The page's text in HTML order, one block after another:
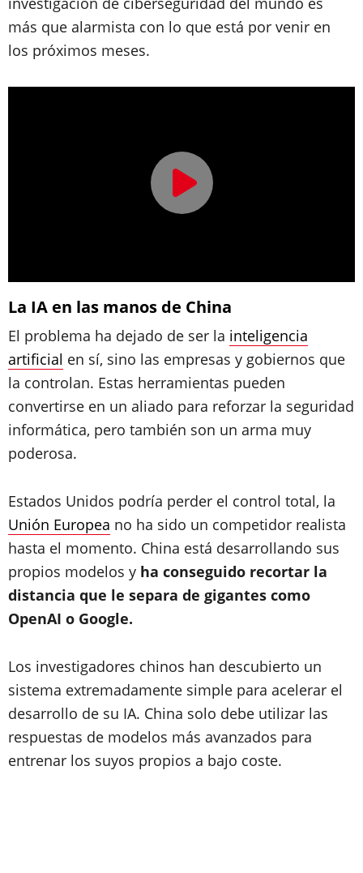
más que alarmista con lo que está por venir en
los próximos meses.
La IA en las manos de China
El problema ha dejado de ser la inteligencia
artificial en sí, sino las empresas y gobiernos que
la controlan. Estas herramientas pueden
convertirse en un aliado para reforzar la seguridad
informática, pero también son un arma muy
poderosa.
Estados Unidos podría perder el control total, la
Unión Europea no ha sido un competidor realista
hasta el momento. China está desarrollando sus
propios modelos y ha conseguido recortar la
distancia que le separa de gigantes como
OpenAI o Google.
Los investigadores chinos han descubierto un
sistema extremadamente simple para acelerar el
desarrollo de su IA. China solo debe utilizar las
respuestas de modelos más avanzados para
entrenar los suyos propios a bajo coste.